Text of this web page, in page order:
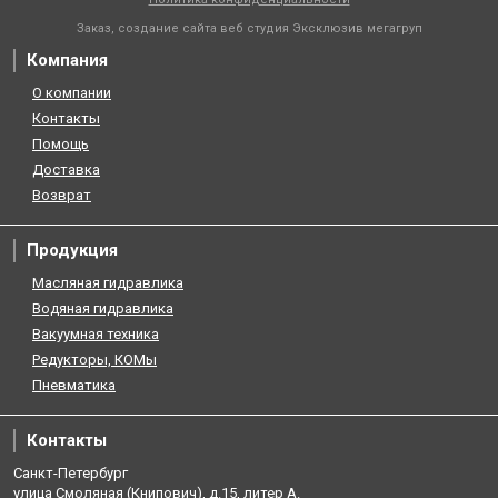
Заказ, создание сайта веб студия Эксклюзив мегагруп
Компания
О компании
Контакты
Помощь
Доставка
Возврат
Продукция
Масляная гидравлика
Водяная гидравлика
Вакуумная техника
Редукторы, КОМы
Пневматика
Контакты
Санкт-Петербург
улица Смоляная (Книпович), д.15, литер А.